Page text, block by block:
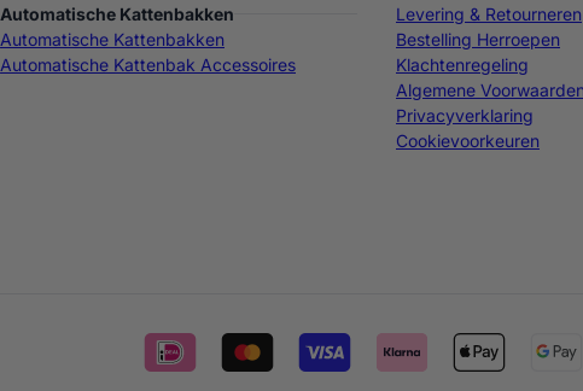
Automatische Kattenbakken
Automatische Kattenbakken
Automatische Kattenbak Accessoires
Levering & Retourneren
Bestelling Herroepen
Klachtenregeling
Algemene Voorwaarden
Privacyverklaring
Cookievoorkeuren